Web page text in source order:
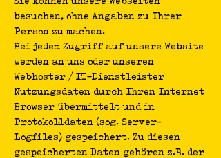
besuchen, ohne Angaben zu Ihrer
Person zu machen.
Bei jedem Zugriff auf unsere Website
werden an uns oder unseren
Webhoster / IT-Dienstleister
Nutzungsdaten durch Ihren Internet
Browser übermittelt und in
Protokolldaten (sog. Server-
Logfiles) gespeichert. Zu diesen
gespeicherten Daten gehören z.B. der